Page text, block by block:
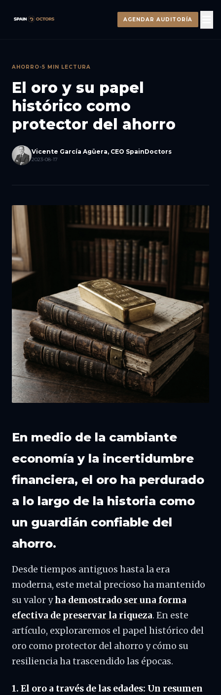
AGENDAR AUDITORÍA
AHORRO•5 MIN LECTURA
El oro y su papel
histórico como
protector del ahorro
Vicente García Agüera, CEO SpainDoctors
2023-08-17
En medio de la cambiante
economía y la incertidumbre
financiera, el oro ha perdurado
a lo largo de la historia como
un guardián confiable del
ahorro.
Desde tiempos antiguos hasta la era
moderna, este metal precioso ha mantenido
su valor yha demostrado ser una forma
efectiva de preservar la riqueza. En este
artículo, exploraremos el papel histórico del
oro como protector del ahorro y cómo su
resiliencia ha trascendido las épocas.
1. El oro a través de las edades: Un resumen